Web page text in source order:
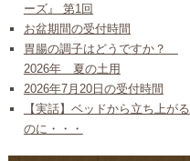
ーズ』 第1回
お盆期間の受付時間
胃腸の調子はどうですか？
2026年 夏の土用
2026年7月20日の受付時間
【実話】ベッドから立ち上がる
のに・・・